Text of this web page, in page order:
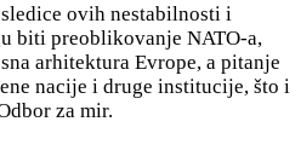
ovih nestabilnosti i
biti preoblikovanje NATO-a,
arhitektura Evrope, a pitanje
nacije i druge institucije, što i
za mir.